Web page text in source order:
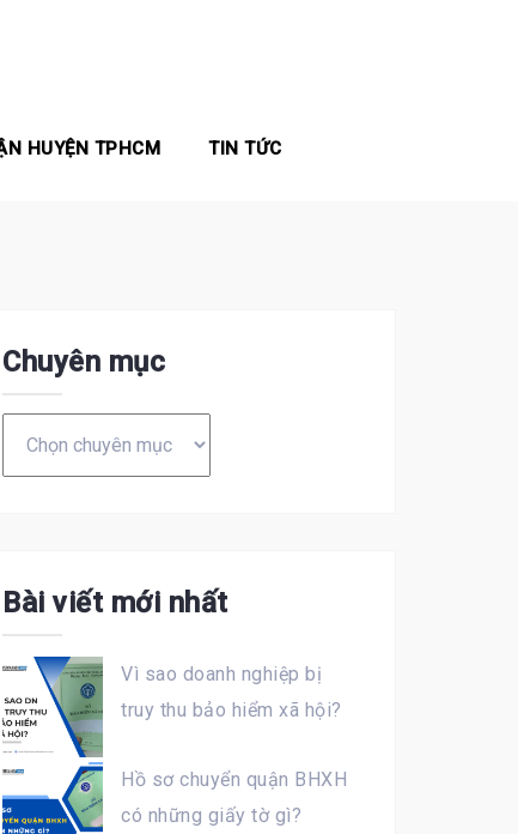
HUYỆN TPHCM TIN TỨC
Chuyên mục
Bài viết mới nhất
Vì sao doanh nghiệp bị
truy thu bảo hiểm xã hội?
Hồ sơ chuyển quận BHXH
có những giấy tờ gì?